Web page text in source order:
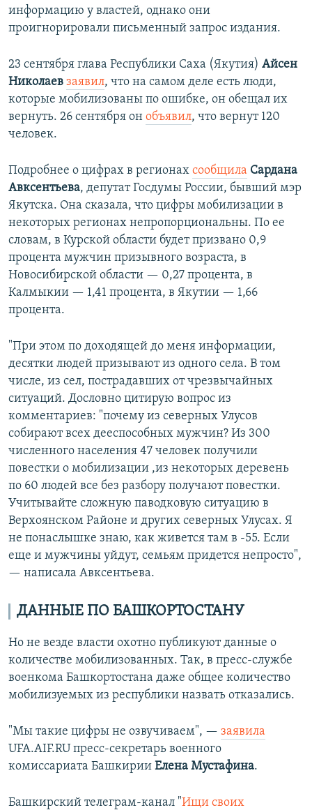
информацию у властей, однако они
проигнорировали письменный запрос издания.
23 сентября глава Республики Саха (Якутия) Айсен
Николаев заявил, что на самом деле есть люди,
которые мобилизованы по ошибке, он обещал их
вернуть. 26 сентября он объявил, что вернут 120
человек.
Подробнее о цифрах в регионах сообщила Сардана
Авксентьева, депутат Госдумы России, бывший мэр
Якутска. Она сказала, что цифры мобилизации в
некоторых регионах непропорциональны. По ее
словам, в Курской области будет призвано 0,9
процента мужчин призывного возраста, в
Новосибирской области — 0,27 процента, в
Калмыкии — 1,41 процента, в Якутии — 1,66
процента.
"При этом по доходящей до меня информации,
десятки людей призывают из одного села. В том
числе, из сел, пострадавших от чрезвычайных
ситуаций. Дословно цитирую вопрос из
комментариев: "почему из северных Улусов
собирают всех дееспособных мужчин? Из 300
численного населения 47 человек получили
повестки о мобилизации ,из некоторых деревень
по 60 людей все без разбору получают повестки.
Учитывайте сложную паводковую ситуацию в
Верхоянском Районе и других северных Улусах. Я
не понаслышке знаю, как живется там в -55. Если
еще и мужчины уйдут, семьям придется непросто",
— написала Авксентьева.
ДАННЫЕ ПО БАШКОРТОСТАНУ
Но не везде власти охотно публикуют данные о
количестве мобилизованных. Так, в пресс-службе
военкома Башкортостана даже общее количество
мобилизуемых из республики назвать отказались.
"Мы такие цифры не озвучиваем", — заявила
UFA.AIF.RU пресс-секретарь военного
комиссариата Башкирии Елена Мустафина.
Башкирский телеграм-канал "Ищи своих